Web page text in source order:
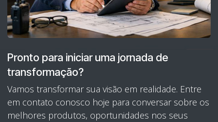
Pronto para iniciar uma jornada de
transformação?
Vamos transformar sua visão em realidade. Entre
em contato conosco hoje para conversar sobre os
melhores produtos, oportunidades nos seus